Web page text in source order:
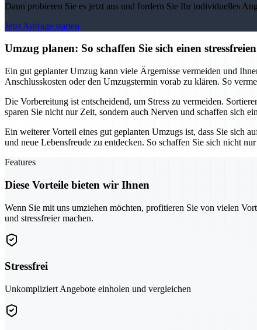
Dann probieren Sie es jetzt aus und fordern Sie Ihr individuelles
Jetzt Anfrage starten
Umzug planen: So schaffen Sie sich einen
Ein gut geplanter Umzug kann viele Ärgernisse vermeiden und
Anschlusskosten oder den Umzugstermin vorab zu klären. So
Die Vorbereitung ist entscheidend, um Stress zu vermeiden.
sparen Sie nicht nur Zeit, sondern auch Nerven und schaffen sich
Ein weiterer Vorteil eines gut geplanten Umzugs ist, dass Sie sich
und neue Lebensfreude zu entdecken. So schaffen Sie sich nicht
Features
Diese Vorteile bieten wir Ihnen
Wenn Sie mit uns umziehen möchten, profitieren Sie von vielen
und stressfreier machen.
Stressfrei
Unkompliziert Angebote einholen und vergleichen